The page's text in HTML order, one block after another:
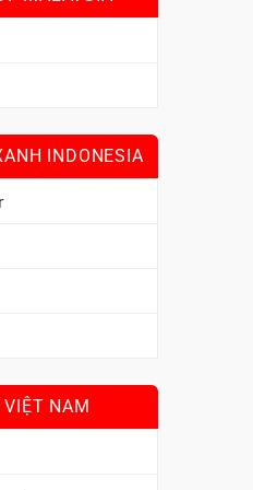
INDONESIA
VIỆT NAM